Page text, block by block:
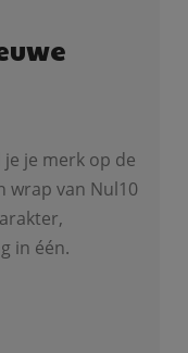
je merk op de
wrap van Nul10
in één.